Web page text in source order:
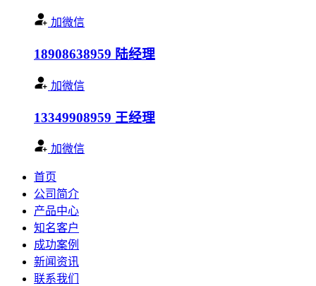
加微信
18908638959 陆经理
加微信
13349908959 王经理
加微信
首页
公司简介
产品中心
知名客户
成功案例
新闻资讯
联系我们